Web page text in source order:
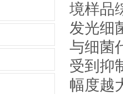
境样品
发光细
与细菌
受到抑
幅度越